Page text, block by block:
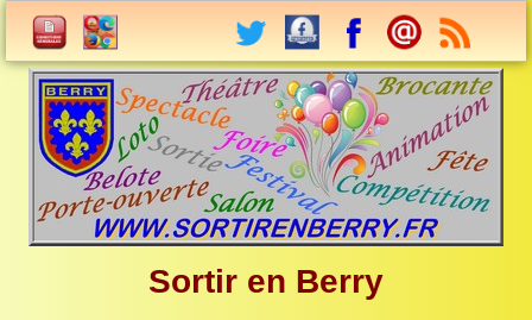
Sortir en Berry